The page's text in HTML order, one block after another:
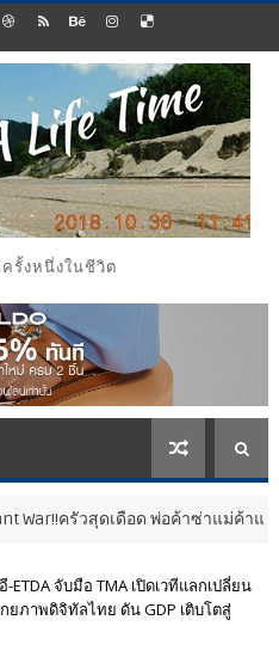
ครั้งหนึ่งในชีวิต
ดเดือด พ่อค้าซ่าแม่ค้าแซ่บ..สติหลุด
-ETDA จับมือ TMA เปิดเวทีแลกเปลี่ยน
ยภาพดิจิทัลไทย ดัน GDP เติบโตสู่